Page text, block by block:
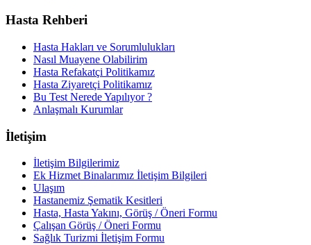
Hasta Rehberi
Hasta Hakları ve Sorumlulukları
Nasıl Muayene Olabilirim
Hasta Refakatçi Politikamız
Hasta Ziyaretçi Politikamız
Bu Test Nerede Yapılıyor ?
Anlaşmalı Kurumlar
İletişim
İletişim Bilgilerimiz
Ek Hizmet Binalarımız İletişim Bilgileri
Ulaşım
Hastanemiz Şematik Kesitleri
Hasta, Hasta Yakını, Görüş / Öneri Formu
Çalışan Görüş / Öneri Formu
Sağlık Turizmi İletişim Formu